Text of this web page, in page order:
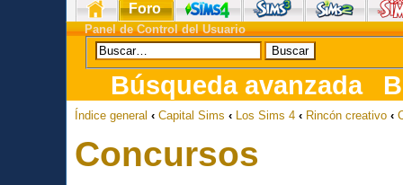
Foro
Panel de Control del Usuario
Búsqueda avanzada
Índice general ‹ Capital Sims ‹ Los Sims 4 ‹ Rincón creativo ‹
Concursos